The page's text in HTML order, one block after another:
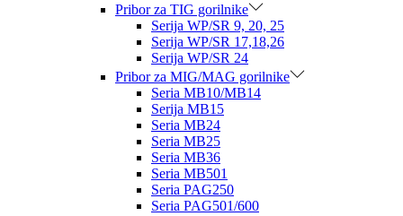
Pribor za TIG gorilnike
Serija WP/SR 9, 20, 25
Serija WP/SR 17,18,26
Serija WP/SR 24
Pribor za MIG/MAG gorilnike
Seria MB10/MB14
Serija MB15
Seria MB24
Seria MB25
Seria MB36
Seria MB501
Seria PAG250
Seria PAG501/600